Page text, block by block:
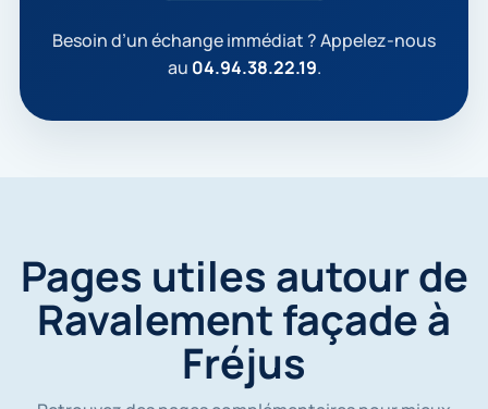
e
n
é
e
s
Besoin d’un échange immédiat ? Appelez-nous
au 04.94.38.22.19.
Pages utiles autour de
Ravalement façade à
Fréjus